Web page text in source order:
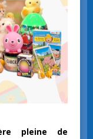
pleine de